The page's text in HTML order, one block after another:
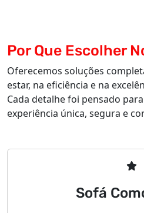
Por Que Escolher
Oferecemos soluções
estar, na eficiência e na
Cada detalhe foi pensado
experiência única, segura e
Sofá